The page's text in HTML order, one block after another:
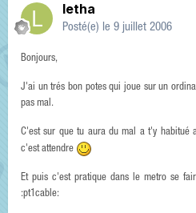
letha
Posté(e) le 9 juillet 2006
Bonjours,
J'ai un trés bon potes qui joue sur un
pas mal.
C'est sur que tu aura du mal a t'y habitué
c'est attendre
Et puis c'est pratique dans le metro se
:pt1cable: